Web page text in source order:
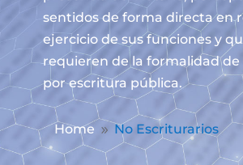
sentidos de forma directa en
ejercicio de sus funciones y
requieren de la formalidad de
por escritura pública.
Home 9 No Escriturarios